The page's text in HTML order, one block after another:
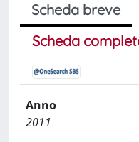
Scheda breve
Scheda
Anno
2011